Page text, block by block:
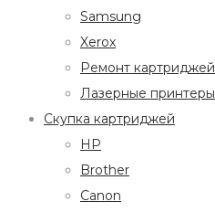
Samsung
Xerox
Ремонт картриджей
Лазерные принтеры
Скупка картриджей
HP
Brother
Canon